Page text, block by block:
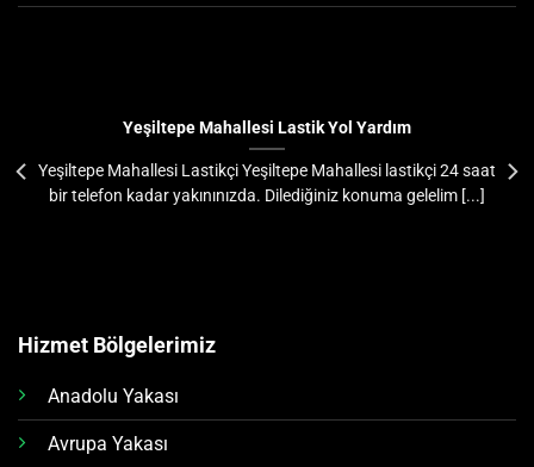
Yeşiltepe Mahallesi Lastik Yol Yardım
Yeşiltepe Mahallesi Lastikçi Yeşiltepe Mahallesi lastikçi 24 saat
bir telefon kadar yakınınızda. Dilediğiniz konuma gelelim [...]
Hizmet Bölgelerimiz
Anadolu Yakası
Avrupa Yakası